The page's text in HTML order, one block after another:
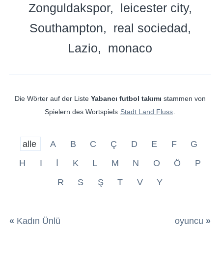
Zonguldakspor
leicester city
Southampton
real sociedad
Lazio
monaco
Die Wörter auf der Liste Yabancı futbol takımı stammen von
Spielern des Wortspiels Stadt Land Fluss
alle A B C Ç D E F
G
H
I İ K L M N O Ö
P
R
S Ş T V Y
« Kadın Ünlü oyuncu »